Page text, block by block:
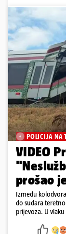
POLICIJA NA
VIDEO
prošao
Između
do sudara
prijevoza. U